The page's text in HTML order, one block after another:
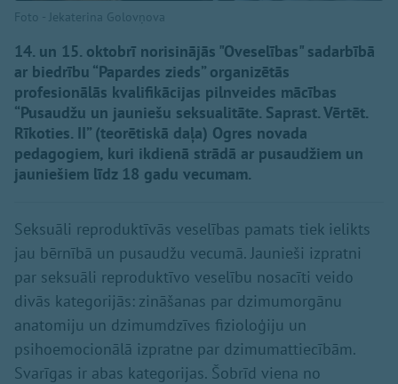
Foto - Jekaterina Golovņova
14. un 15. oktobrī norisinājās "Oveselības" sadarbībā
ar biedrību “Papardes zieds” organizētās
profesionālās kvalifikācijas pilnveides mācības
“Pusaudžu un jauniešu seksualitāte. Saprast. Vērtēt.
Rīkoties. II” (teorētiskā daļa) Ogres novada
pedagogiem, kuri ikdienā strādā ar pusaudžiem un
jauniešiem līdz 18 gadu vecumam.
Seksuāli reproduktīvās veselības pamats tiek ielikts
jau bērnībā un pusaudžu vecumā. Jaunieši izpratni
par seksuāli reproduktīvo veselību nosacīti veido
divās kategorijās: zināšanas par dzimumorgānu
anatomiju un dzimumdzīves fizioloģiju un
psihoemocionālā izpratne par dzimumattiecībām.
Svarīgas ir abas kategorijas. Šobrīd viena no